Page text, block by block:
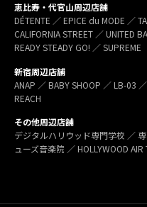
恵比寿・代官山周辺店舗
DÉTENTE ／ EPICE du MODE ／
CALIFORNIA STREET ／ UNITED
READY STEADY GO! ／ SUPREME
新宿周辺店舗
ANAP ／ BABY SHOOP ／ LB-03
REACH
その他周辺店舗
デジタルハリウッド専門学校 ／
ューズ音楽院 ／ HOLLYWOOD